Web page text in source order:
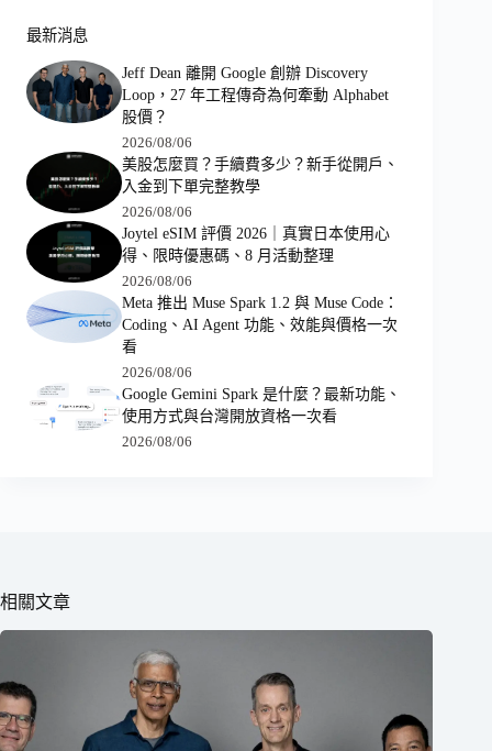
最新消息
Jeff Dean 離開 Google 創辦 Discovery
Loop，27 年工程傳奇為何牽動 Alphabet
股價？
2026/08/06
美股怎麼買？手續費多少？新手從開戶、
入金到下單完整教學
2026/08/06
Joytel eSIM 評價 2026｜真實日本使用心
得、限時優惠碼、8 月活動整理
2026/08/06
Meta 推出 Muse Spark 1.2 與 Muse Code：
Coding、AI Agent 功能、效能與價格一次
看
2026/08/06
Google Gemini Spark 是什麼？最新功能、
使用方式與台灣開放資格一次看
2026/08/06
相關文章